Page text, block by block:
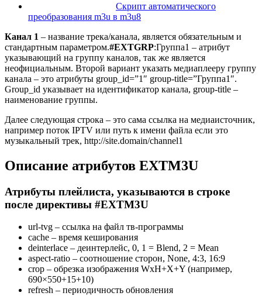
Скрипт автоматического
преобразования m3u в m3u8
Канал 1 – название трека/канала, является обязательным и
стандартным параметром.#EXTGRP:Группа1 – атрибут
указывающий на группу каналов, так же является
неофициальным. Второй вариант указать медиаплееру группу
канала – это атрибуты group_id=”1″ group-title=”Группа1″.
Group_id указывает на идентификатор канала, group-title –
наименование группы.
Далее следующая строка – это сама ссылка на медиаисточник,
например поток IPTV или путь к имени файла если это
музыкальный трек, http://site.domain/channel1
Описание атрибутов EXTM3U
Атрибуты плейлиста, указываются в строке
после директивы #EXTM3U
url-tvg – ссылка на файл тв-программы
cache – время кеширования
deinterlace – деинтерлейс, 0, 1 = Blend, 2 = Mean
aspect-ratio – соотношение сторон, None, 4:3, 16:9
crop – обрезка изображения WxH+X+Y (например,
690×550+15+10)
refresh – периодичность обновления